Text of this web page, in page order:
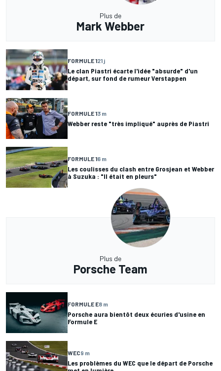
Plus de
Mark Webber
FORMULE 121 j
Le clan Piastri écarte l'idée "absurde" d'un
départ, sur fond de rumeur Verstappen
FORMULE 13 m
Webber reste "très impliqué" auprès de Piastri
FORMULE 16 m
Les coulisses du clash entre Grosjean et Webber
à Suzuka : "Il était en pleurs"
Plus de
Porsche Team
FORMULE E8 m
Porsche aura bientôt deux écuries d'usine en
Formule E
WEC9 m
Les problèmes du WEC que le départ de Porsche